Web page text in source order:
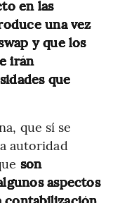
en las
una vez
y que los
irán
que
que sí se
autoridad
son
aspectos